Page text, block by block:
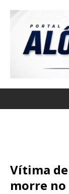
Vítima
morre